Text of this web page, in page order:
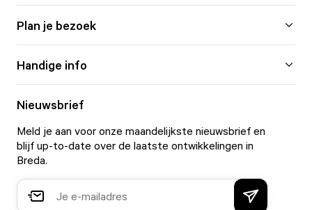
Plan je bezoek
Handige info
Nieuwsbrief
Meld je aan voor onze maandelijkste nieuwsbrief en
blijf up-to-date over de laatste ontwikkelingen in
Breda.